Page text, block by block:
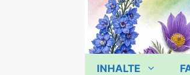
INHALTE